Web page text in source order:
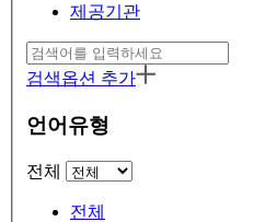
제공기관
검색옵션 추가
언어유형
전체
전체